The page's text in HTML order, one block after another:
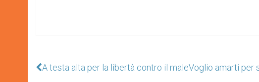
A testa alta per la libertà contro il maleVoglio amarti per